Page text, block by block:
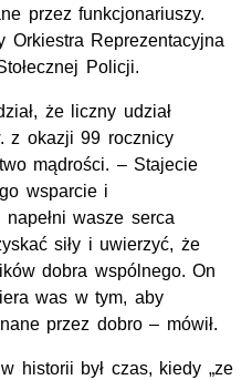
przez funkcjonariuszy.
Orkiestra Reprezentacyjna
Policji.
że liczny udział
z okazji 99 rocznicy
mądrości. – Stajecie
wsparcie i
napełni wasze serca
siły i uwierzyć, że
dobra wspólnego. On
was w tym, aby
przez dobro – mówił.
historii był czas, kiedy „ze